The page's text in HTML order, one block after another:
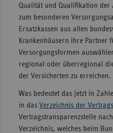
Qualität und Qualifikation der
zum besonderen
Ersatzkassen aus allen
Krankenhäusern ihre Partner
Versorgungsformen
regional oder überregional
der Versicherten zu erreichen.
Was bedeutet das jetzt in
in das Verzeichnis der
Vertragstransparenzstelle
Verzeichnis, welches beim